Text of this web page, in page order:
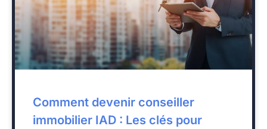
Comment devenir conseiller
immobilier IAD : Les clés pour